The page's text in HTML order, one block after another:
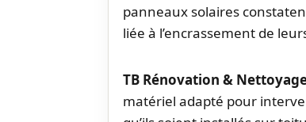
panneaux solaires
liée à l’encrassement de
TB Rénovation &
matériel adapté pour